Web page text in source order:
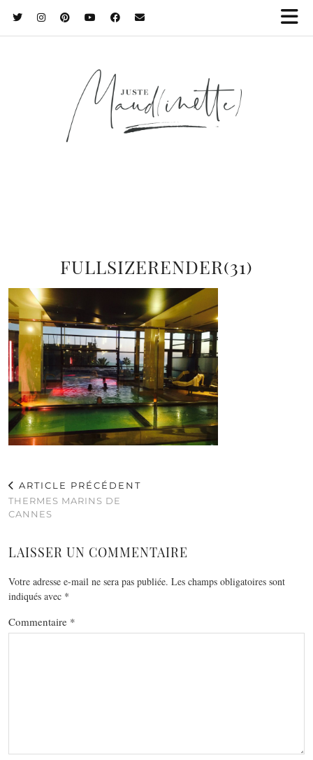
FULLSIZERENDER(31)
ARTICLE PRÉCÉDENT
THERMES MARINS DE
CANNES
LAISSER UN COMMENTAIRE
Votre adresse e-mail ne sera pas publiée. Les champs obligatoires sont
indiqués avec *
Commentaire *